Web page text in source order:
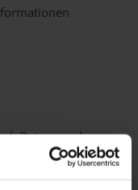
Datum und
oder einen